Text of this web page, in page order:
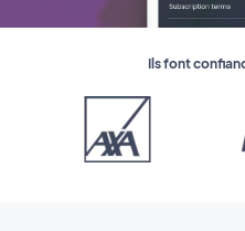
Ils font